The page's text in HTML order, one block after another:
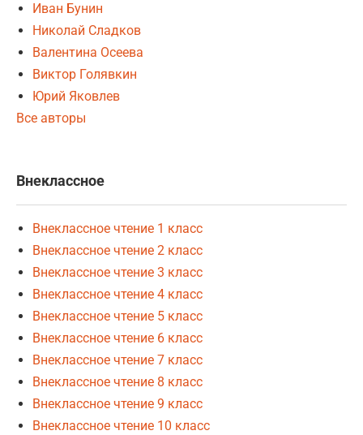
Иван Бунин
Николай Сладков
Валентина Осеева
Виктор Голявкин
Юрий Яковлев
Все авторы
Внеклассное
Внеклассное чтение 1 класс
Внеклассное чтение 2 класс
Внеклассное чтение 3 класс
Внеклассное чтение 4 класс
Внеклассное чтение 5 класс
Внеклассное чтение 6 класс
Внеклассное чтение 7 класс
Внеклассное чтение 8 класс
Внеклассное чтение 9 класс
Внеклассное чтение 10 класс